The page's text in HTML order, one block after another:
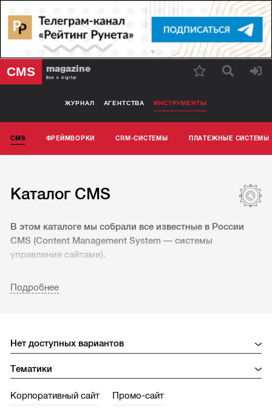
CMS magazine
Все о digital
ЖУРНАЛ АГЕНТСТВА ИНСТРУМЕНТЫ
CMS ФРЕЙМВОРКИ CRM-СИСТЕМЫ ПЛАТЕЖНЫЕ СИСТЕМЫ
Каталог CMS
В этом каталоге мы собрали все известные в России
CMS (Content Management System — системы
управления сайтами).
формировать списки из CMS разного типа (коробочные,
магазинов) и тематики (медицина, музыка,
Подробнее
Корпоративный сайт Промо-сайт